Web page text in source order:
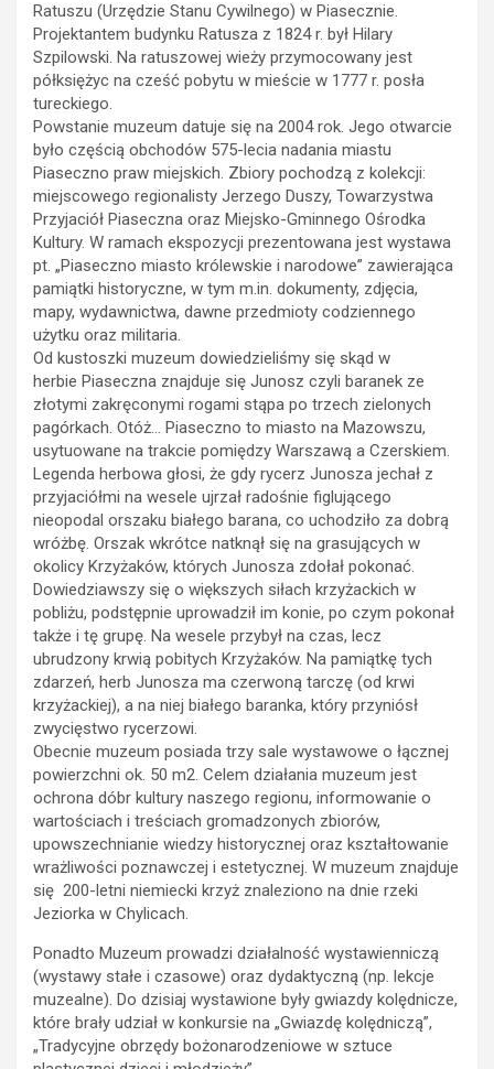
Ratuszu (Urzędzie Stanu Cywilnego) w Piasecznie.
Projektantem budynku Ratusza z 1824 r. był Hilary
Szpilowski. Na ratuszowej wieży przymocowany jest
półksiężyc na cześć pobytu w mieście w 1777 r. posła
tureckiego.
Powstanie muzeum datuje się na 2004 rok. Jego otwarcie
było częścią obchodów 575-lecia nadania miastu
Piaseczno praw miejskich. Zbiory pochodzą z kolekcji:
miejscowego regionalisty Jerzego Duszy, Towarzystwa
Przyjaciół Piaseczna oraz Miejsko-Gminnego Ośrodka
Kultury. W ramach ekspozycji prezentowana jest wystawa
pt. „Piaseczno miasto królewskie i narodowe” zawierająca
pamiątki historyczne, w tym m.in. dokumenty, zdjęcia,
mapy, wydawnictwa, dawne przedmioty codziennego
użytku oraz militaria.
Od kustoszki muzeum dowiedzieliśmy się skąd w
herbie Piaseczna znajduje się Junosz czyli baranek ze
złotymi zakręconymi rogami stąpa po trzech zielonych
pagórkach. Otóż… Piaseczno to miasto na Mazowszu,
usytuowane na trakcie pomiędzy Warszawą a Czerskiem.
Legenda herbowa głosi, że gdy rycerz Junosza jechał z
przyjaciółmi na wesele ujrzał radośnie figlującego
nieopodal orszaku białego barana, co uchodziło za dobrą
wróżbę. Orszak wkrótce natknął się na grasujących w
okolicy Krzyżaków, których Junosza zdołał pokonać.
Dowiedziawszy się o większych siłach krzyżackich w
pobliżu, podstępnie uprowadził im konie, po czym pokonał
także i tę grupę. Na wesele przybył na czas, lecz
ubrudzony krwią pobitych Krzyżaków. Na pamiątkę tych
zdarzeń, herb Junosza ma czerwoną tarczę (od krwi
krzyżackiej), a na niej białego baranka, który przyniósł
zwycięstwo rycerzowi.
Obecnie muzeum posiada trzy sale wystawowe o łącznej
powierzchni ok. 50 m2. Celem działania muzeum jest
ochrona dóbr kultury naszego regionu, informowanie o
wartościach i treściach gromadzonych zbiorów,
upowszechnianie wiedzy historycznej oraz kształtowanie
wrażliwości poznawczej i estetycznej. W muzeum znajduje
się 200-letni niemiecki krzyż znaleziono na dnie rzeki
Jeziorka w Chylicach.
Ponadto Muzeum prowadzi działalność wystawienniczą
(wystawy stałe i czasowe) oraz dydaktyczną (np. lekcje
muzealne). Do dzisiaj wystawione były gwiazdy kolędnicze,
które brały udział w konkursie na „Gwiazdę kolędniczą”,
„Tradycyjne obrzędy bożonarodzeniowe w sztuce